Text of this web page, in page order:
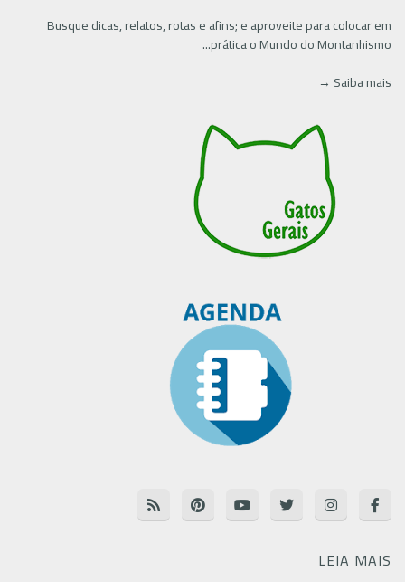
Busque dicas, relatos, rotas e afins; e aproveite para colocar em
prática o Mundo do Montanhismo...
Saiba mais →
LEIA MAIS